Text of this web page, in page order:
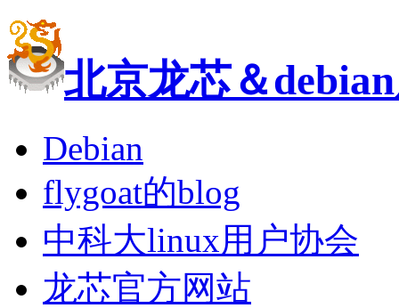
北京龙芯＆
Debian
flygoat的blog
中科大linux用户协会
龙芯官方网站